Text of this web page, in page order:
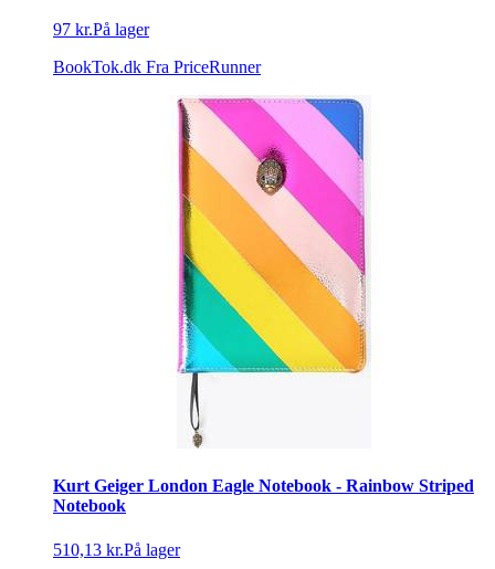
97 kr.På lager
BookTok.dk Fra PriceRunner
Kurt Geiger London Eagle Notebook - Rainbow Striped
Notebook
510,13 kr.På lager